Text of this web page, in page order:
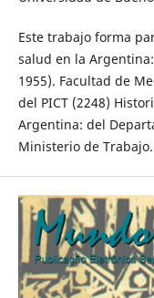
Este trabajo forma
salud en la
1955). Facultad de
del PICT (2248)
Argentina: del
Ministerio de